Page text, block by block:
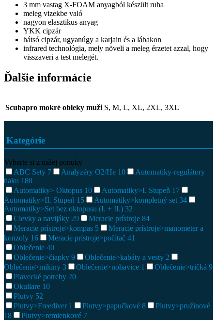
3 mm vastag X-FOAM anyagból készült ruha
meleg vizekbe való
nagyon elasztikus anyag
YKK cipzár
hátsó cipzár, ugyanúgy a karjain és a lábakon
infrared technológia, mely növeli a meleg érzetet azzal, hogy
visszaveri a test melegét.
Ďalšie informácie
Scubapro mokré obleky muži S, M, L, XL, 2XL, 3XL
Kategórie
Vyberte si z našej ponuky
ABC Sety 7 Analyzéry O2/He 10
Automatiky-regulátory
tlaku 180
Automatiky> Oktopus 10 Automatiky>I. Stupeň 17
Automatiky>II. Stupeň 15 Automatiky>kompletný set 34
Automatiky>Set bez oktopusu (I. + II.) 32
Cievky a navijáky 29 Meracie prístroje 84
Meracie prístroje>kompas 5
Meracie prístroje>manometer a
konzoly 16 Meracie prístroje>počítač 41
Oblečenie 40
Oblečenie>čiapky 9 Oblečenie>kabáty a vesty 2
Oblečenie>mikiny 3 Oblečenie>nohavice 1 Oblečenie>tričká 9
Plavecké potreby 20
Okuliare 10
Plutvy 52
Plutvy>Freediver 1 Plutvy>papučkové 8
Plutvy>pružinové
18
Plutvy>remienkové 7